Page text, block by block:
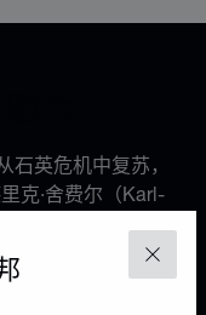
关闭
英危机中复苏，
克·舍费尔（Karl-
萧邦品牌的
）的传承精